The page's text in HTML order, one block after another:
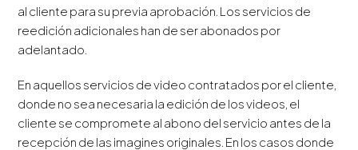
al cliente para su previa aprobación. Los servicios de
reedición adicionales han de ser abonados por
adelantado.
En aquellos servicios de video contratados por el cliente,
donde no sea necesaria la edición de los videos, el
cliente se compromete al abono del servicio antes de la
recepción de las imagines originales. En los casos donde